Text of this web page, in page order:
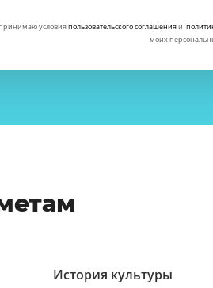
условияпользовательского соглашенияи
моих
История культуры